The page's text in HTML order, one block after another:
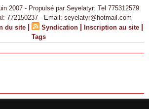
2007 - Propulsé par Seyelatyr: Tel 775312579.
772150237 - Email: seyelatyr@hotmail.com
du site | Syndication | Inscription au site |
Tags